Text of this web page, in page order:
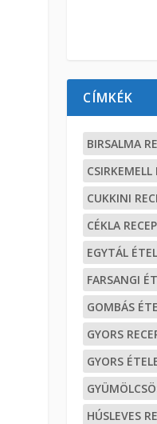
CÍMKÉK
BIRSALMA
CSIRKEMELL
CUKKINI
CÉKLA
EGYTÁL
FARSANGI
GOMBÁS
GYORS
GYORS
HÚSLEVES